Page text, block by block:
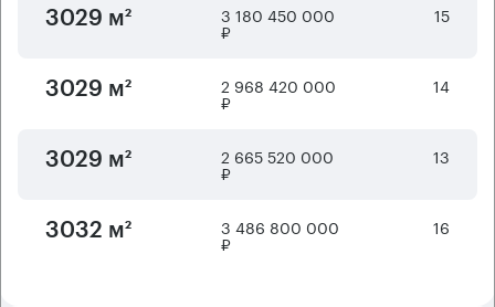
3029 м² 3 180 450 000
₽
15
3029 м² 2 968 420 000
₽
14
3029 м² 2 665 520 000
₽
13
3032 м² 3 486 800 000
₽
16